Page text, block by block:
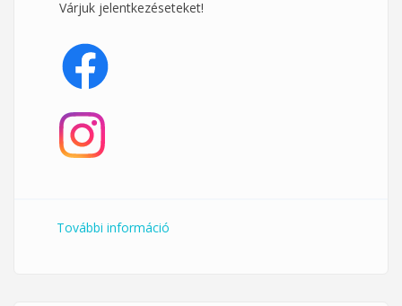
Várjuk jelentkezéseteket!
További információ